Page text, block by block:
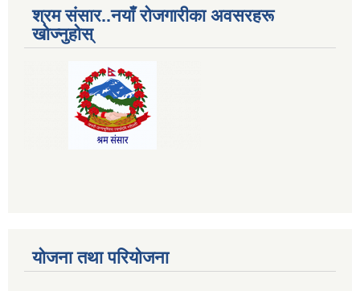
श्रम संसार..नयाँ रोजगारीका अवसरहरू
खोज्नुहोस्
योजना तथा परियोजना